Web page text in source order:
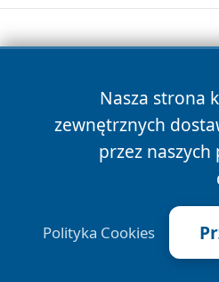
Nasza strona
zewnętrznych
przez
Polityka Cookies